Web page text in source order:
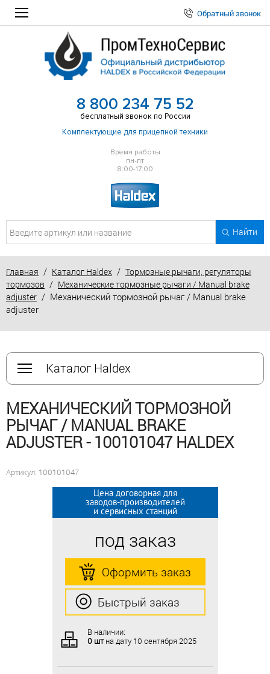
Обратный звонок
8 800 234 75 52
бесплатный звонок по России
Комплектующие для прицепной техники
Время работы
пн-пт
8:00-17:00
Найти
Главная / Каталог Haldex / Тормозные рычаги, регуляторы
тормозов / Механические тормозные рычаги / Manual brake
adjuster / Механический тормозной рычаг / Manual brake
adjuster
Каталог Haldex
МЕХАНИЧЕСКИЙ ТОРМОЗНОЙ
РЫЧАГ / MANUAL BRAKE
ADJUSTER - 100101047 HALDEX
Артикул: 100101047
Цена договорная для
заводов-производителей
и сервисных станций
под заказ
Оформить заказ
Быстрый заказ
В наличии:
0 штна дату 10 сентября 2025
Цена договорная для
заводов-производителей
и сервисных станций
под заказ
Оформить заказ
Быстрый заказ
В наличии:
0 штна дату 10 сентября 2025